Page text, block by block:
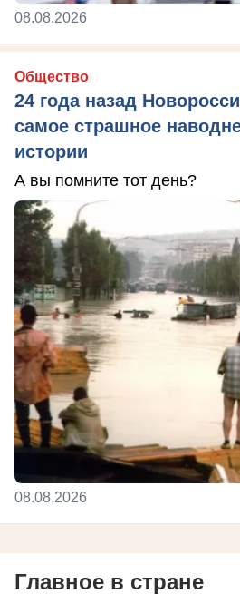
08.08.2026
Общество
24 года назад
самое страшное
истории
А вы помните тот день?
08.08.2026
Главное в стране